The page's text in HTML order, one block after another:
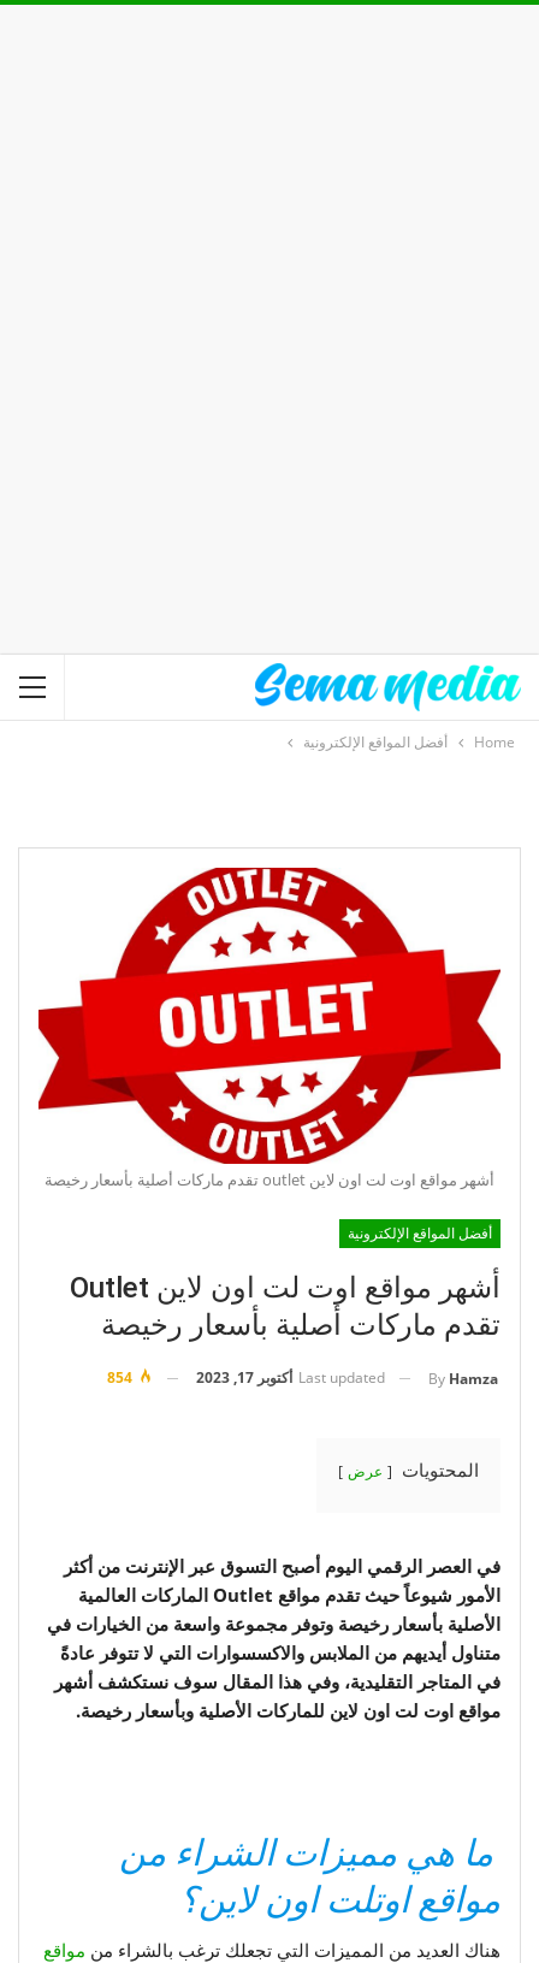
Home أفضل المواقع الإلكترونية
أشهر مواقع اوت لت اون لاين outlet تقدم ماركات أصلية بأسعار رخيصة
أفضل المواقع الإلكترونية
أشهر مواقع اوت لت اون لاين Outlet
تقدم ماركات أصلية بأسعار رخيصة
By Hamza
Last updated أكتوبر 17, 2023
المحتويات عرض
في العصر الرقمي اليوم أصبح التسوق عبر الإنترنت من أكثر
الأمور شيوعاً حيث تقدم مواقع Outlet الماركات العالمية
الأصلية بأسعار رخيصة وتوفر مجموعة واسعة من الخيارات في
متناول أيديهم من الملابس والاكسسوارات التي لا تتوفر عادةً
في المتاجر التقليدية، وفي هذا المقال سوف نستكشف أشهر
مواقع اوت لت اون لاين للماركات الأصلية وبأسعار رخيصة.
ما هي مميزات الشراء من
مواقع اوتلت اون لاين؟
هناك العديد من المميزات التي تجعلك ترغب بالشراء من مواقع